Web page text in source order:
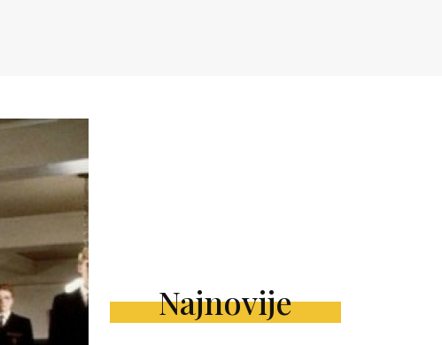
Najnovije